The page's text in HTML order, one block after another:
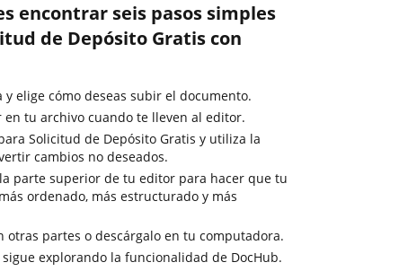
encontrar seis pasos simples
de Depósito Gratis con
y elige cómo deseas subir el documento.
en tu archivo cuando te lleven al editor.
Solicitud de Depósito Gratis y utiliza la
cambios no deseados.
parte superior de tu editor para hacer que tu
ordenado, más estructurado y más
otras partes o descárgalo en tu computadora.
explorando la funcionalidad de DocHub.